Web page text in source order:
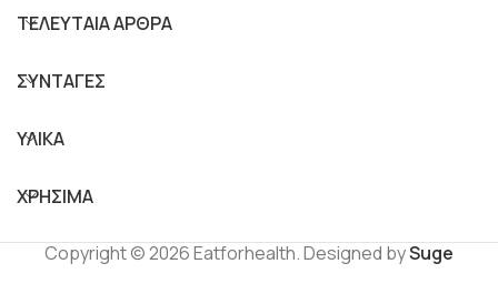
ΤΕΛΕΥΤΑΙΑ ΑΡΘΡΑ
ΣΥΝΤΑΓΕΣ
ΥΛΙΚΑ
ΧΡΗΣΙΜΑ
Copyright © 2026 Eatforhealth. Designed bySuge